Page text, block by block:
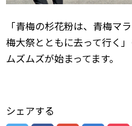
「青梅の杉花粉は、青梅マ
梅大祭とともに去って行く
ムズムズが始まってます。
シェアする